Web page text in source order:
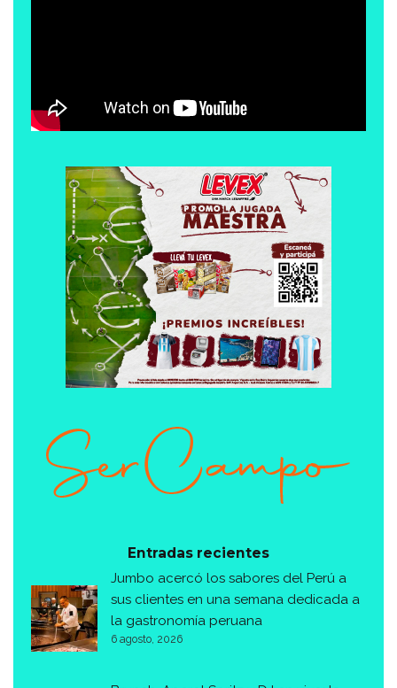
Entradas recientes
Jumbo acercó los sabores del Perú a
sus clientes en una semana dedicada a
la gastronomía peruana
6 agosto, 2026